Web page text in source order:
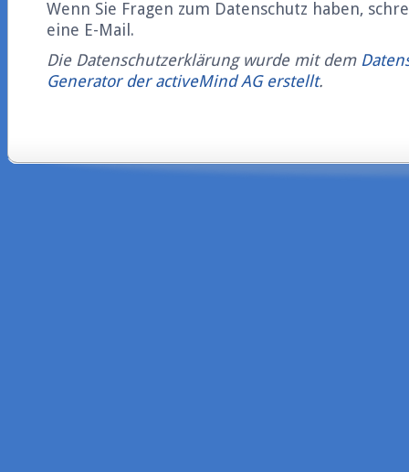
Wenn Sie Fragen zum Datenschutz haben,
eine E-Mail.
Die Datenschutzerklärung wurde mit dem
Generator der activeMind AG erstellt.